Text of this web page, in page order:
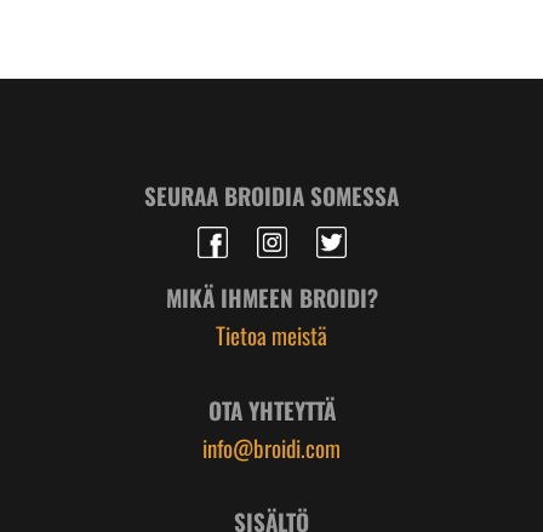
SEURAA BROIDIA SOMESSA
MIKÄ IHMEEN BROIDI?
Tietoa meistä
OTA YHTEYTTÄ
info@broidi.com
SISÄLTÖ